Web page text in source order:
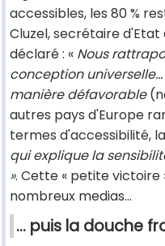
accessibles, les 80 %
Cluzel, secrétaire
déclaré : « Nous
conception
manière défavorable
autres pays d'Europe
termes d'accessibilité,
qui explique la
». Cette « petite
nombreux medias…
… puis la douche